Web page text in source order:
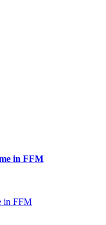
in FFM
in FFM